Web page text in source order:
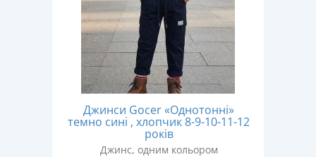
Джинси Gocer «Однотонні»
темно сині , хлопчик 8-9-10-11-12
років
Джинс, одним кольором